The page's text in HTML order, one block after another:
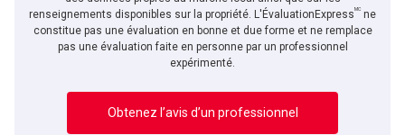
renseignements disponibles sur la propriété. L'ÉvaluationExpressMC ne
constitue pas une évaluation en bonne et due forme et ne remplace
pas une évaluation faite en personne par un professionnel
expérimenté.
Obtenez l’avis d’un professionnel